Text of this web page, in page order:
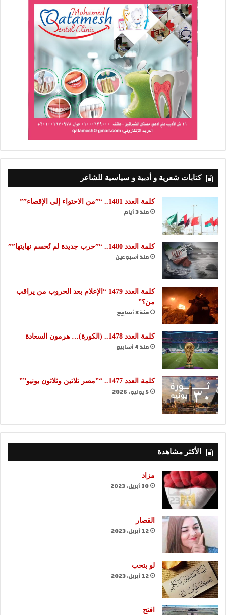
كتابات شعرية و أدبية و سياسية للشاعر
كلمة العدد 1481.. “”من الاحتواء إلى الإقصاء””
منذ 3 أيام
كلمة العدد 1480.. “”حرب جديدة لم تُحسم نهايتها””
منذ أسبوعين
كلمة العدد 1479 “الإعلام بعد الحروب من يراقب
من؟”
منذ 3 أسابيع
كلمة العدد 1478.. (الكورة)… هرمون السعادة
منذ 4 أسابيع
كلمة العدد 1477.. “”مصر تلاتين وثلاثون يونيو””
5 يوليو، 2026
الأكثر مشاهدة
مزاد
10 أبريل، 2023
القصار
12 أبريل، 2023
لو بتحب
12 أبريل، 2023
افتح